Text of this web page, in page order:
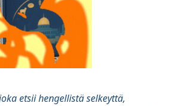
etsii hengellistä selkeyttä,